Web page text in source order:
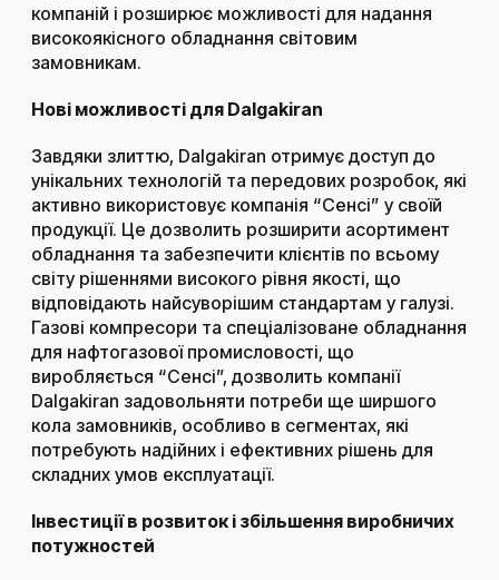
компаній і розширює можливості для надання
високоякісного обладнання світовим
замовникам.
Нові можливості для Dalgakiran
Завдяки злиттю, Dalgakiran отримує доступ до
унікальних технологій та передових розробок, які
активно використовує компанія “Сенсі” у своїй
продукції. Це дозволить розширити асортимент
обладнання та забезпечити клієнтів по всьому
світу рішеннями високого рівня якості, що
відповідають найсуворішим стандартам у галузі.
Газові компресори та спеціалізоване обладнання
для нафтогазової промисловості, що
виробляється “Сенсі”, дозволить компанії
Dalgakiran задовольняти потреби ще ширшого
кола замовників, особливо в сегментах, які
потребують надійних і ефективних рішень для
складних умов експлуатації.
Інвестиції в розвиток і збільшення виробничих
потужностей